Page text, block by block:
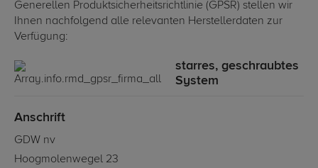
Generellen Produktsicherheitsrichtlinie (GPSR) stellen wir
Ihnen nachfolgend alle relevanten Herstellerdaten zur
Verfügung:
starres, geschraubtes
System
Anschrift
GDW nv
Hoogmolenwegel 23